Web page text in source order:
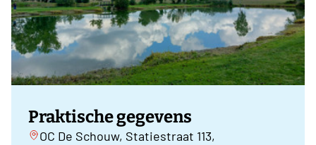
Praktische gegevens
OC De Schouw, Statiestraat 113,